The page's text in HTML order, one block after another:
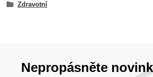
Zdravotní
Nepropásněte